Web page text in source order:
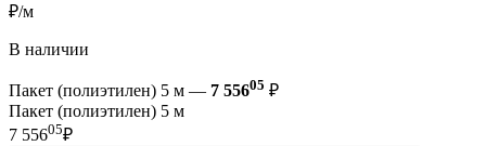
₽/м
В наличии
Пакет (полиэтилен) 5 м — 7 55605 ₽
Пакет (полиэтилен) 5 м
7 55605₽